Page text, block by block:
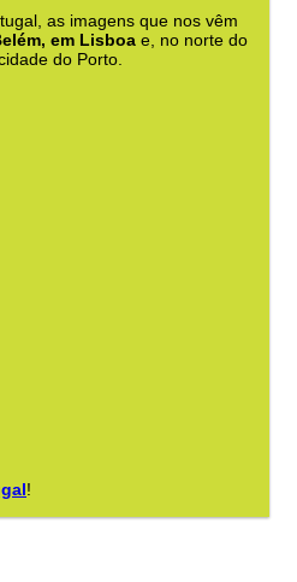
as imagens que nos vêm
em Lisboa e, no norte do
do Porto.
!